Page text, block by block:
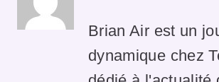
Brian Air est un
dynamique chez